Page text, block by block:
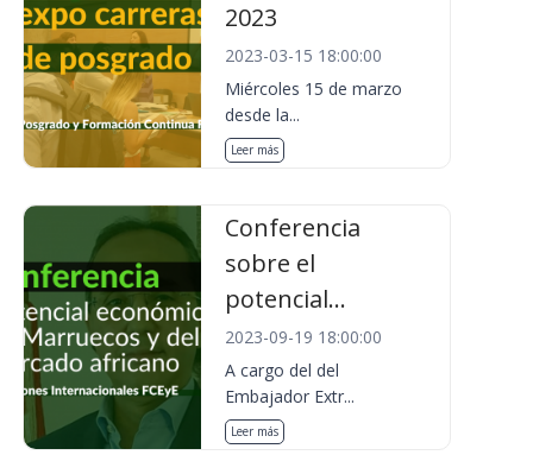
2023
2023-03-15 18:00:00
Miércoles 15 de marzo
desde la...
Leer más
Conferencia
sobre el
potencial...
2023-09-19 18:00:00
A cargo del del
Embajador Extr...
Leer más